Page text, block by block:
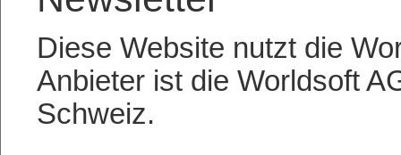
Diese Website nutzt die
Anbieter ist die Worldsoft
Schweiz.